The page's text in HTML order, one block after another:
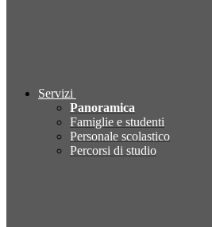
Servizi
Panoramica
Famiglie e studenti
Personale scolastico
Percorsi di studio